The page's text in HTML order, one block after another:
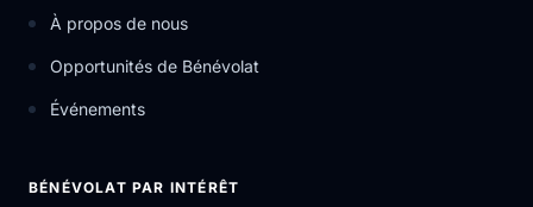
À propos de nous
Opportunités de Bénévolat
Événements
BÉNÉVOLAT PAR INTÉRÊT